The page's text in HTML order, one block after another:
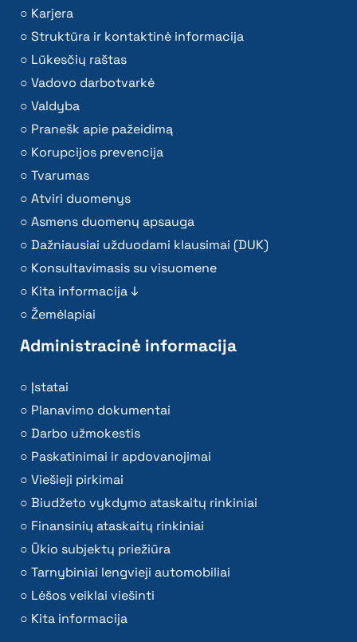
Karjera
Struktūra ir kontaktinė informacija
Lūkesčių raštas
Vadovo darbotvarkė
Valdyba
Pranešk apie pažeidimą
Korupcijos prevencija
Tvarumas
Atviri duomenys
Asmens duomenų apsauga
Dažniausiai užduodami klausimai (DUK)
Konsultavimasis su visuomene
Kita informacija ↓
Žemėlapiai
Administracinė informacija
Įstatai
Planavimo dokumentai
Darbo užmokestis
Paskatinimai ir apdovanojimai
Viešieji pirkimai
Biudžeto vykdymo ataskaitų rinkiniai
Finansinių ataskaitų rinkiniai
Ūkio subjektų priežiūra
Tarnybiniai lengvieji automobiliai
Lėšos veiklai viešinti
Kita informacija